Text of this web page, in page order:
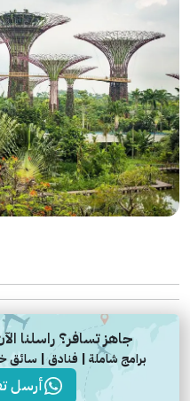
جاهز تسافر؟ راسلنا
برامج شاملة | فنادق | سائق خاص | دعم
أرسل